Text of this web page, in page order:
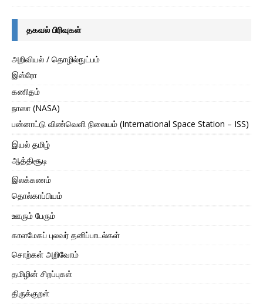
தகவல் பிரிவுகள்
அறிவியல் / தொழில்நுட்பம்
இஸ்ரோ
கணிதம்
நாஸா (NASA)
பன்னாட்டு விண்வெளி நிலையம் (International Space Station – ISS)
இயல் தமிழ்
ஆத்திசூடி
இலக்கணம்
தொல்காப்பியம்
ஊரும் பேரும்
காளமேகப் புலவர் தனிப்பாடல்கள்
சொற்கள் அறிவோம்
தமிழின் சிறப்புகள்
திருக்குறள்